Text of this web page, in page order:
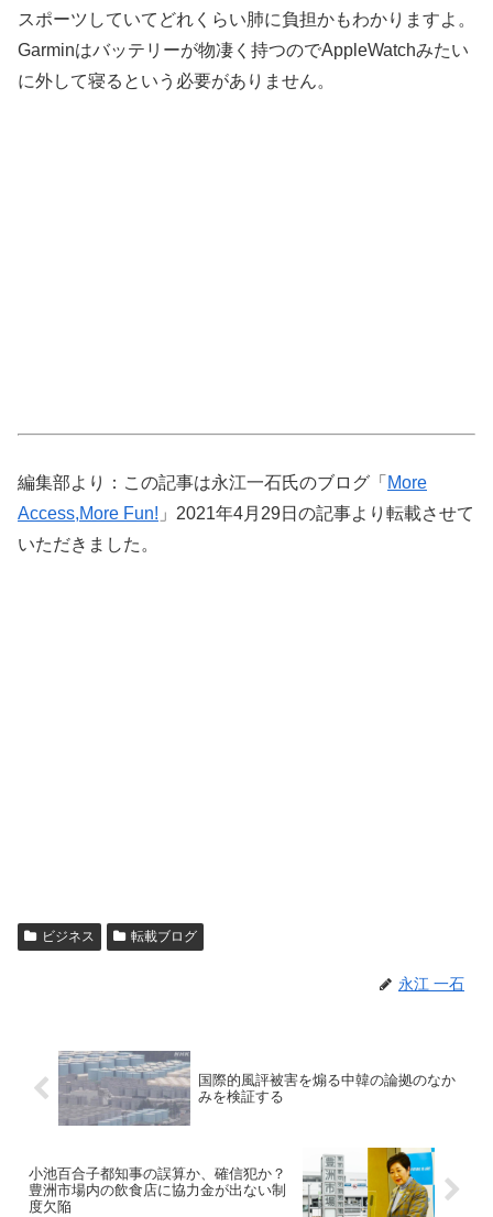
スポーツしていてどれくらい肺に負担かもわかりますよ。
Garminはバッテリーが物凄く持つのでAppleWatchみたい
に外して寝るという必要がありません。
編集部より：この記事は永江一石氏のブログ「 More
Access,More Fun! 」2021年4月29日の記事より転載させて
いただきました。
ビジネス 転載ブログ
永江 一石
国際的風評被害を煽る中韓の論拠のなか
みを検証する
小池百合子都知事の誤算か、確信犯か？
豊洲市場内の飲食店に協力金が出ない制
度欠陥